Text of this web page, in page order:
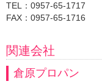
TEL：0957-65-1717
FAX：0957-65-1716
関連会社
倉原プロパン